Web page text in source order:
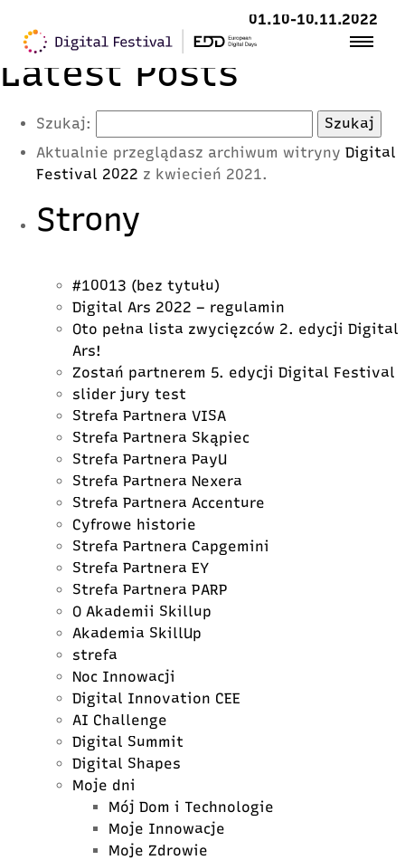
01.10-10.11.2022
Latest Posts
Szukaj:
Aktualnie przeglądasz archiwum witryny Digital
Festival 2022 z kwiecień 2021.
Strony
#10013 (bez tytułu)
Digital Ars 2022 – regulamin
Oto pełna lista zwycięzców 2. edycji Digital
Ars!
Zostań partnerem 5. edycji Digital Festival
slider jury test
Strefa Partnera VISA
Strefa Partnera Skąpiec
Strefa Partnera PayU
Strefa Partnera Nexera
Strefa Partnera Accenture
Cyfrowe historie
Strefa Partnera Capgemini
Strefa Partnera EY
Strefa Partnera PARP
O Akademii Skillup
Akademia SkillUp
strefa
Noc Innowacji
Digital Innovation CEE
AI Challenge
Digital Summit
Digital Shapes
Moje dni
Mój Dom i Technologie
Moje Innowacje
Moje Zdrowie